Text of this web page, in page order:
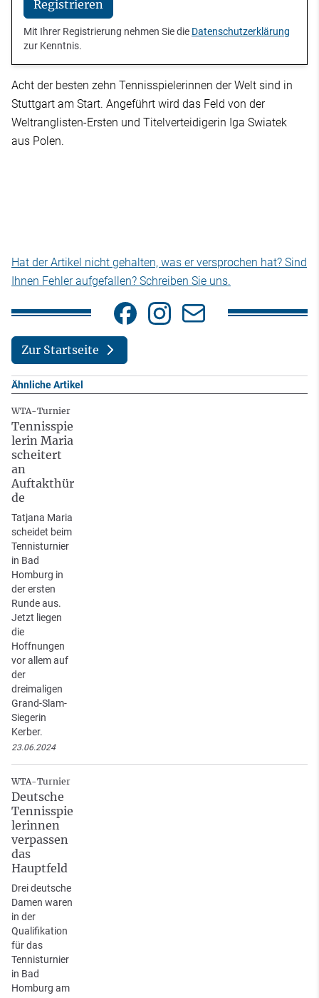
Registrieren
Mit Ihrer Registrierung nehmen Sie die Datenschutzerklärung
zur Kenntnis.
Acht der besten zehn Tennisspielerinnen der Welt sind in
Stuttgart am Start. Angeführt wird das Feld von der
Weltranglisten-Ersten und Titelverteidigerin Iga Swiatek
aus Polen.
Hat der Artikel nicht gehalten, was er versprochen hat? Sind
Ihnen Fehler aufgefallen? Schreiben Sie uns.
Zur Startseite
Ähnliche Artikel
WTA-Turnier
Tennisspie
lerin Maria
scheitert
an
Auftakthür
de
Tatjana Maria
scheidet beim
Tennisturnier
in Bad
Homburg in
der ersten
Runde aus.
Jetzt liegen
die
Hoffnungen
vor allem auf
der
dreimaligen
Grand-Slam-
Siegerin
Kerber.
23.06.2024
WTA-Turnier
Deutsche
Tennisspie
lerinnen
verpassen
das
Hauptfeld
Drei deutsche
Damen waren
in der
Qualifikation
für das
Tennisturnier
in Bad
Homburg am